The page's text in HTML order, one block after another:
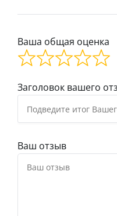
Ваша общая оценка
Заголовок вашего
Ваш отзыв